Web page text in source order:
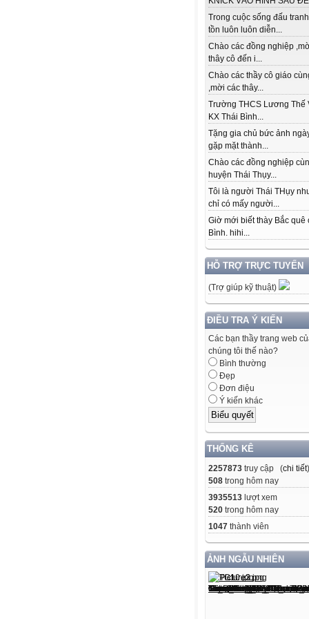
Trong cuộc sống đấu
tồn luôn luôn diễn...
Chào các đồng nghiệp
thây cô đến i...
Chào các thầy cô giáo
,mời các thây...
Trường THCS Lương Thế
KX Thái Bình...
Tặng gia chủ bức ảnh
gặp mặt thành...
Chào các đồng nghiệp
huyện Thái Thụy...
Tôi là người Thái THụy
chỉ có mấy người...
Giờ mới biết thày Bắc quê
Bình. hihi...
HỖ TRỢ TRỰC TUYẾN
(Trợ giúp kỹ thuật)
ĐIỀU TRA Ý KIẾN
Các bạn thầy trang web
chúng tôi thế nào?
Bình thường
Đẹp
Đơn điệu
Ý kiến khác
THỐNG KÊ
2257873 truy cập (chi tiết)
508 trong hôm nay
3935513 lượt xem
520 trong hôm nay
1047 thành viên
ẢNH NGẪU NHIÊN